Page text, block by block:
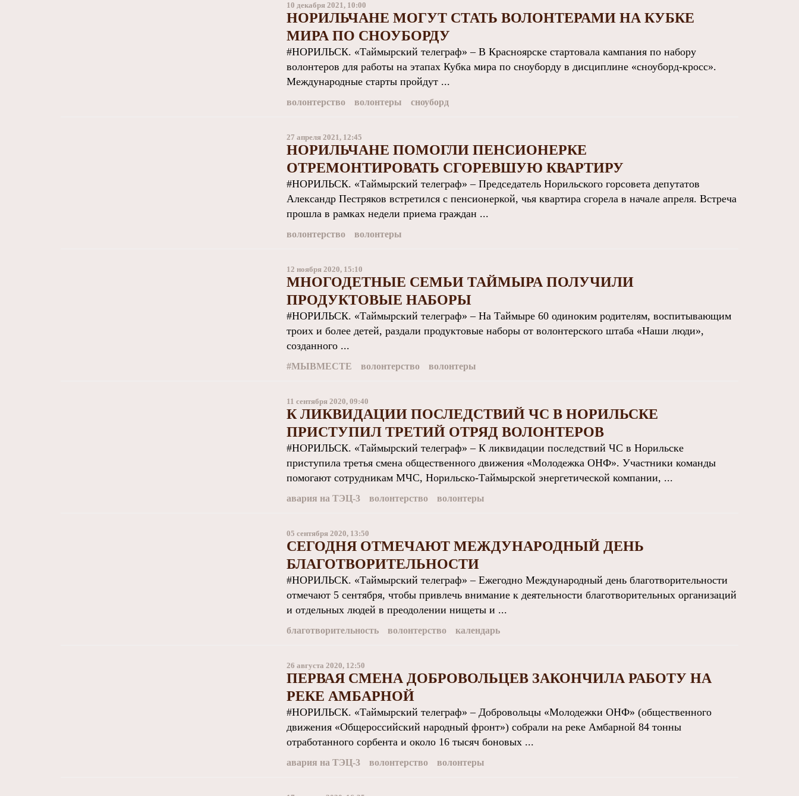
10 декабря 2021, 10:00
НОРИЛЬЧАНЕ МОГУТ СТАТЬ ВОЛОНТЕРАМИ НА КУБКЕ
МИРА ПО СНОУБОРДУ
#НОРИЛЬСК. «Таймырский телеграф» – В Красноярске стартовала кампания по набору
волонтеров для работы на этапах Кубка мира по сноуборду в дисциплине «сноуборд-кросс».
Международные старты пройдут ...
волонтерство волонтеры сноуборд
27 апреля 2021, 12:45
НОРИЛЬЧАНЕ ПОМОГЛИ ПЕНСИОНЕРКЕ
ОТРЕМОНТИРОВАТЬ СГОРЕВШУЮ КВАРТИРУ
#НОРИЛЬСК. «Таймырский телеграф» – Председатель Норильского горсовета депутатов
Александр Пестряков встретился с пенсионеркой, чья квартира сгорела в начале апреля. Встреча
прошла в рамках недели приема граждан ...
волонтерство волонтеры
12 ноября 2020, 15:10
МНОГОДЕТНЫЕ СЕМЬИ ТАЙМЫРА ПОЛУЧИЛИ
ПРОДУКТОВЫЕ НАБОРЫ
#НОРИЛЬСК. «Таймырский телеграф» – На Таймыре 60 одиноким родителям, воспитывающим
троих и более детей, раздали продуктовые наборы от волонтерского штаба «Наши люди»,
созданного ...
#МЫВМЕСТЕ волонтерство волонтеры
11 сентября 2020, 09:40
К ЛИКВИДАЦИИ ПОСЛЕДСТВИЙ ЧС В НОРИЛЬСКЕ
ПРИСТУПИЛ ТРЕТИЙ ОТРЯД ВОЛОНТЕРОВ
#НОРИЛЬСК. «Таймырский телеграф» – К ликвидации последствий ЧС в Норильске
приступила третья смена общественного движения «Молодежка ОНФ». Участники команды
помогают сотрудникам МЧС, Норильско-Таймырской энергетической компании, ...
авария на ТЭЦ-3 волонтерство волонтеры
05 сентября 2020, 13:50
СЕГОДНЯ ОТМЕЧАЮТ МЕЖДУНАРОДНЫЙ ДЕНЬ
БЛАГОТВОРИТЕЛЬНОСТИ
#НОРИЛЬСК. «Таймырский телеграф» – Ежегодно Международный день благотворительности
отмечают 5 сентября, чтобы привлечь внимание к деятельности благотворительных организаций
и отдельных людей в преодолении нищеты и ...
благотворительность волонтерство календарь
26 августа 2020, 12:50
ПЕРВАЯ СМЕНА ДОБРОВОЛЬЦЕВ ЗАКОНЧИЛА РАБОТУ НА
РЕКЕ АМБАРНОЙ
#НОРИЛЬСК. «Таймырский телеграф» – Добровольцы «Молодежки ОНФ» (общественного
движения «Общероссийский народный фронт») собрали на реке Амбарной 84 тонны
отработанного сорбента и около 16 тысяч боновых ...
авария на ТЭЦ-3 волонтерство волонтеры